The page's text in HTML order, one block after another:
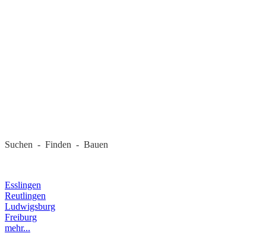
Suchen - Finden - Bauen
Esslingen
Reutlingen
Ludwigsburg
Freiburg
mehr...